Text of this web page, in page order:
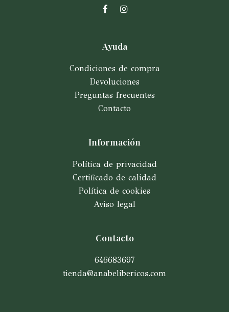
FacebookInstagram
Ayuda
Condiciones de compra
Devoluciones
Preguntas frecuentes
Contacto
Información
Política de privacidad
Certificado de calidad
Política de cookies
Aviso legal
Contacto
646683697
tienda@anabelibericos.com